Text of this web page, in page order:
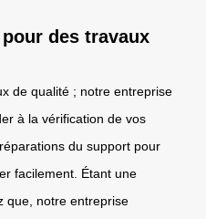
des travaux
de qualité ; notre entreprise
à la vérification de vos
du support pour
facilement. Étant une
que, notre entreprise